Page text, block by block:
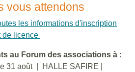
vous attendons
les informations d'inscription
de licence
au Forum des associations à :
31 août | HALLE SAFIRE |